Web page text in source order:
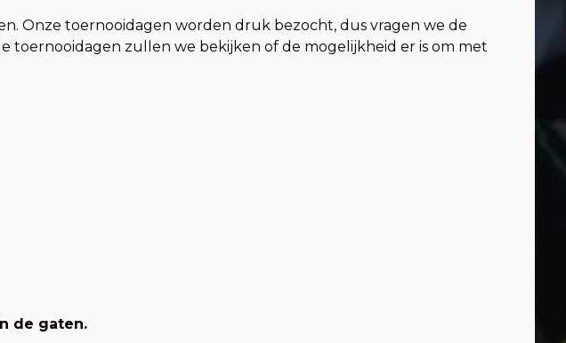
Onze toernooidagen worden druk bezocht, dus vragen we de
toernooidagen zullen we bekijken of de mogelijkheid er is om met
de gaten.